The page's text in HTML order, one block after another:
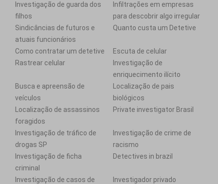
Investigação de guarda dos
filhos
Infiltrações em empresas
para descobrir algo irregular
Sindicâncias de futuros e
atuais funcionários
Quanto custa um Detetive
Como contratar um detetive
Escuta de celular
Rastrear celular
Investigação de
enriquecimento ilícito
Busca e apreensão de
veículos
Localização de pais
biológicos
Localização de assassinos
foragidos
Private investigator Brasil
Investigação de tráfico de
drogas SP
Investigação de crime de
racismo
Investigação de ficha
criminal
Detectives in brazil
Investigação de casos de
Investigador privado